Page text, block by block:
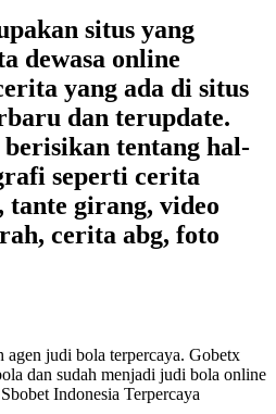
situs yang
dewasa online
yang ada di situs
dan terupdate.
tentang hal-
seperti cerita
tante girang, video
cerita abg, foto
agen judi bola terpercaya. Gobetx
dan sudah menjadi judi bola online
Indonesia Terpercaya